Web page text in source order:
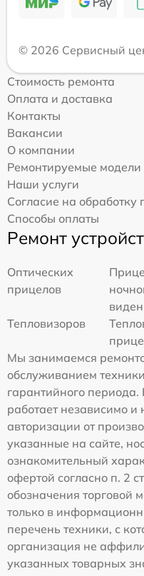
© 2026 Сервисный
Стоимость ремонта
Оплата и доставка
Контакты
Вакансии
О компании
Ремонтируемые модели
Наши услуги
Согласие на
Способы оплаты
Ремонт
Оптических
прицелов
Тепловизоров
Мы занимаемся
обслуживанием
гарантийного
работает независимо
авторизации от
указанные на сайте,
ознакомительный
офертой согласно п. 2
обозначения торговой
только в
перечень техники, с
организация не
указанных товарных